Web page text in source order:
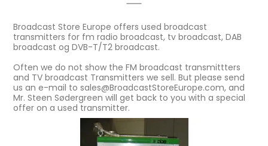
Broadcast Store Europe offers used broadcast
transmitters for fm radio broadcast, tv broadcast, DAB
broadcast og DVB-T/T2 broadcast.
Often we do not show the FM broadcast transmittters
and TV broadcast Transmitters we sell. But please send
us an e-mail to sales@BroadcastStoreEurope.com, and
Mr. Steen Sødergreen will get back to you with a special
offer on a used transmitter.